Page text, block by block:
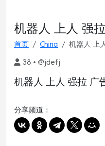
机器人 上人 强
首页 China 机器人 上
38 • @jdefj
机器人 上人 强拉 广
分享频道：